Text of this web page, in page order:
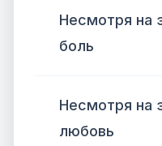
Несмотря на
боль
Несмотря на
любовь